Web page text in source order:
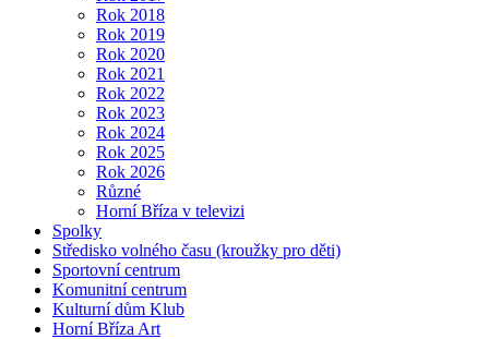
Rok 2018
Rok 2019
Rok 2020
Rok 2021
Rok 2022
Rok 2023
Rok 2024
Rok 2025
Rok 2026
Různé
Horní Bříza v televizi
Spolky
Středisko volného času (kroužky pro děti)
Sportovní centrum
Komunitní centrum
Kulturní dům Klub
Horní Bříza Art